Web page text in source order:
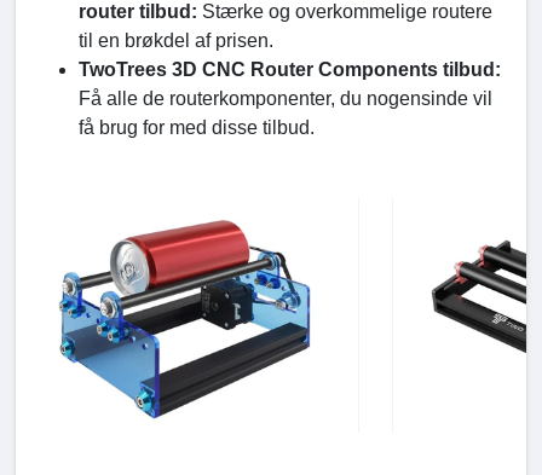
router tilbud: Stærke og overkommelige routere
til en brøkdel af prisen.
TwoTrees 3D CNC Router Components tilbud:
Få alle de routerkomponenter, du nogensinde vil
få brug for med disse tilbud.